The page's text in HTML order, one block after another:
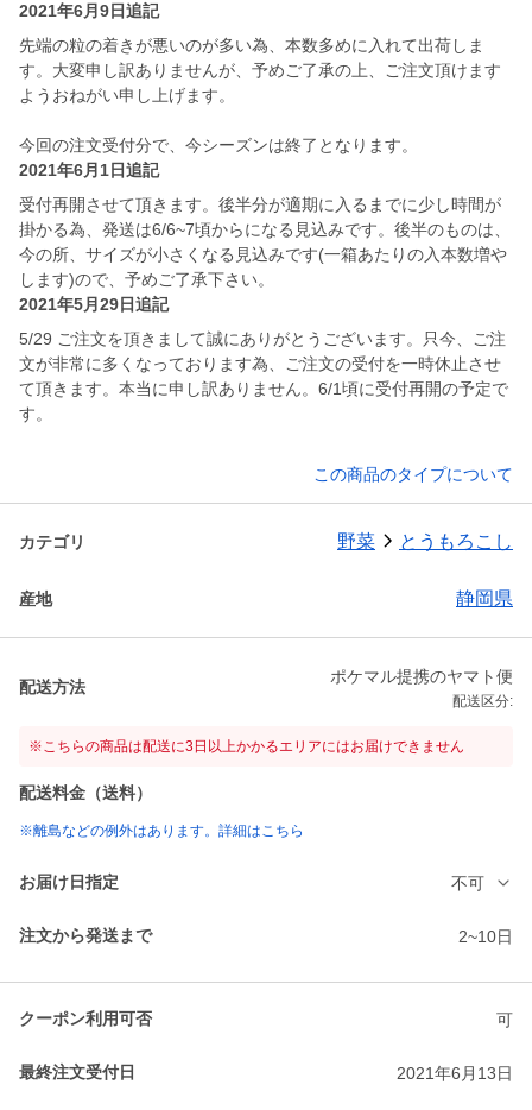
2021年6月9日追記
先端の粒の着きが悪いのが多い為、本数多めに入れて出荷しま
す。大変申し訳ありませんが、予めご了承の上、ご注文頂けます
ようおねがい申し上げます。
今回の注文受付分で、今シーズンは終了となります。
2021年6月1日追記
受付再開させて頂きます。後半分が適期に入るまでに少し時間が
掛かる為、発送は6/6~7頃からになる見込みです。後半のものは、
今の所、サイズが小さくなる見込みです(一箱あたりの入本数増や
します)ので、予めご了承下さい。
2021年5月29日追記
5/29 ご注文を頂きまして誠にありがとうございます。只今、ご注
文が非常に多くなっております為、ご注文の受付を一時休止させ
て頂きます。本当に申し訳ありません。6/1頃に受付再開の予定で
す。
この商品のタイプについて
カテゴリ 野菜 とうもろこし
産地 静岡県
配送方法
ポケマル提携のヤマト便
配送区分:
※こちらの商品は配送に3日以上かかるエリアにはお届けできません
配送料金（送料）
※離島などの例外はあります。詳細はこちら
お届け日指定 不可
注文から発送まで 2~10日
クーポン利用可否 可
最終注文受付日 2021年6月13日